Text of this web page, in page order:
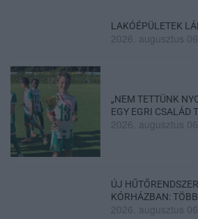
LAKÓÉPÜLETEK
2026. augusztus 06
„NEM TETTÜNK
EGY EGRI CSALÁD
2026. augusztus 06
ÚJ
KÓRHÁZBAN:
2026. augusztus 06